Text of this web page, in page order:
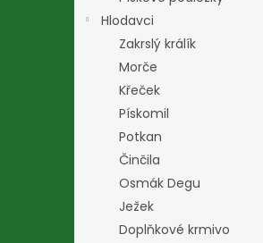
Hlodavci
Zakrslý králík
Morče
Křeček
Pískomil
Potkan
Činčila
Osmák Degu
Ježek
Doplňkové krmivo